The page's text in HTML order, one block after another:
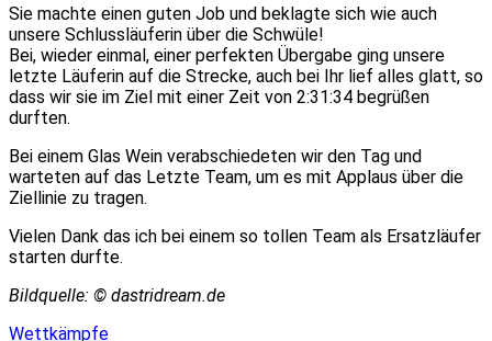
Sie machte einen guten Job und beklagte sich wie auch
unsere Schlussläuferin über die Schwüle!
Bei, wieder einmal, einer perfekten Übergabe ging unsere
letzte Läuferin auf die Strecke, auch bei Ihr lief alles glatt, so
dass wir sie im Ziel mit einer Zeit von 2:31:34 begrüßen
durften.
Bei einem Glas Wein verabschiedeten wir den Tag und
warteten auf das Letzte Team, um es mit Applaus über die
Ziellinie zu tragen.
Vielen Dank das ich bei einem so tollen Team als Ersatzläufer
starten durfte.
Bildquelle: © dastridream.de
Wettkämpfe